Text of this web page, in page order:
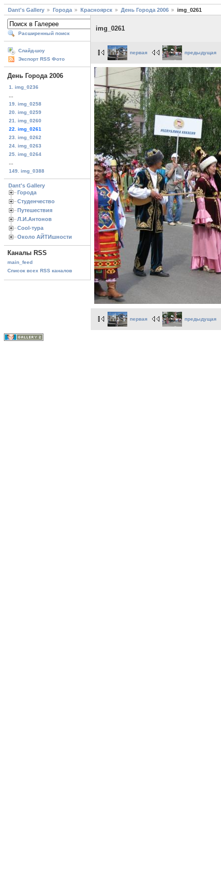
Dant's Gallery Города Красноярск День Города 2006 img_0261
Расширенный поиск
Слайд-шоу
Экспорт RSS Фото
День Города 2006
1. img_0236
19. img_0258
20. img_0259
21. img_0260
22. img_0261
23. img_0262
24. img_0263
25. img_0264
149. img_0388
Dant's Gallery
Города
Студенчество
Путешествия
Л.И.Антонов
Cool-тура
Около АЙТИшности
Каналы RSS
main_feed
Список всех RSS каналов
img_0261
первая предыдущая
первая предыдущая